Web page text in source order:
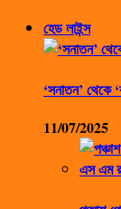
হেড লাইন্স
‘সনাতন’ থেকে
11/07/2025